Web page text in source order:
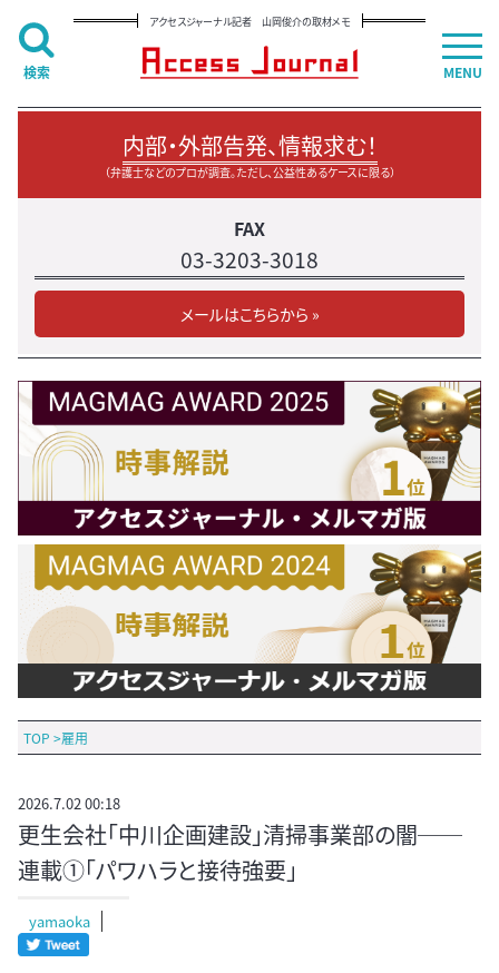
アクセスジャーナル記者 山岡俊介の取材メモ
内部・外部告発、情報求む！
（弁護士などのプロが調査。ただし、公益性あるケースに限る）
FAX
03-3203-3018
メールはこちらから »
TOP >雇用
2026.7.02 00:18
更生会社「中川企画建設」清掃事業部の闇──
連載①「パワハラと接待強要」
yamaoka
MENU
検索